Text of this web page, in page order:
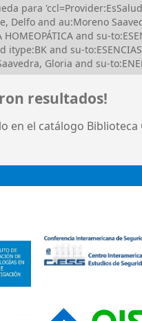
para 'ccl=Provider:EsSalud
Delfo and au:Moreno
HOMEOPÁTICA and su-
itype:BK and su-
Gloria and su-
resultados!
en el catálogo Biblioteca